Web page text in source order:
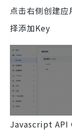
点击右侧创建
择添加Key
Javascript API